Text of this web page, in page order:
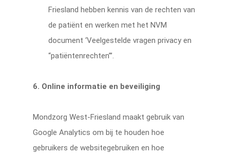
Friesland hebben kennis van de rechten van
de patiënt en werken met het NVM
document ‘Veelgestelde vragen privacy en
“patiëntenrechten”’.
6. Online informatie en beveiliging
Mondzorg West-Friesland maakt gebruik van
Google Analytics om bij te houden hoe
gebruikers de websitegebruiken en hoe